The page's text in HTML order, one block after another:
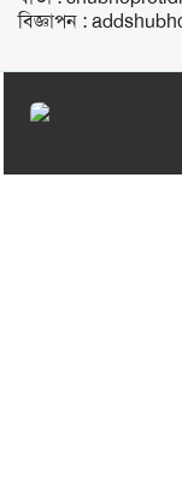
বিজ্ঞাপন :